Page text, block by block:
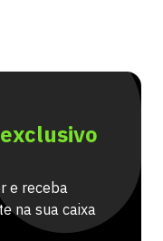
exclusivo
e receba
na sua caixa